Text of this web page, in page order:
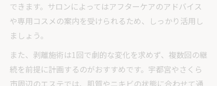
できます。サロンによってはアフターケアのアドバイス
や専用コスメの案内を受けられるため、しっかり活用し
ましょう。
また、剥離施術は1回で劇的な変化を求めず、複数回の継
続を前提に計画するのがおすすめです。宇都宮やさくら
市周辺のエステでは、肌質やニキビの状態に合わせて通